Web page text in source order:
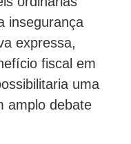
insegurança
expressa,
fiscal em
uma
amplo debate